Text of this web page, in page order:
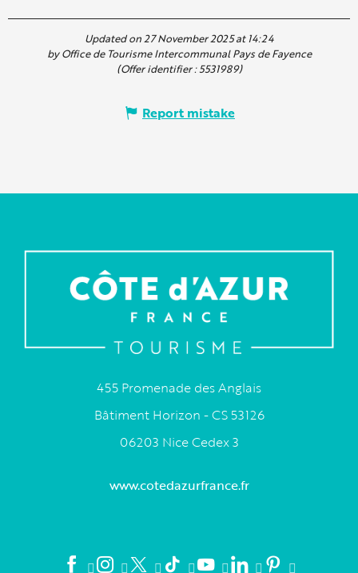
Updated on 27 November 2025 at 14:24
by Office de Tourisme Intercommunal Pays de Fayence
(Offer identifier :5531989)
Report mistake
455 Promenade des Anglais
Bâtiment Horizon - CS 53126
06203 Nice Cedex 3
www.cotedazurfrance.fr